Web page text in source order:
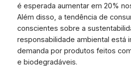
é esperada aumentar em 20%
Além disso, a tendência de
conscientes sobre a
responsabilidade ambiental está
demanda por produtos feitos
e biodegradáveis.